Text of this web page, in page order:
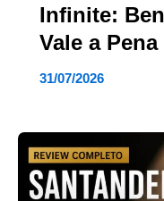
Infinite:
Vale a Pena
31/07/2026